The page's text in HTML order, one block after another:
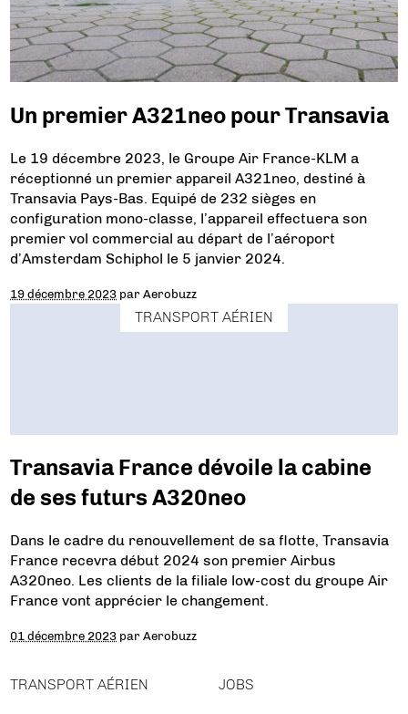
Un premier A321neo pour Transavia
Le 19 décembre 2023, le Groupe Air France-KLM a
réceptionné un premier appareil A321neo, destiné à
Transavia Pays-Bas. Equipé de 232 sièges en
configuration mono-classe, l’appareil effectuera son
premier vol commercial au départ de l’aéroport
d’Amsterdam Schiphol le 5 janvier 2024.
19 décembre 2023 parAerobuzz
TRANSPORT AÉRIEN
Transavia France dévoile la cabine
de ses futurs A320neo
Dans le cadre du renouvellement de sa flotte, Transavia
France recevra début 2024 son premier Airbus
A320neo. Les clients de la filiale low-cost du groupe Air
France vont apprécier le changement.
01 décembre 2023 parAerobuzz
TRANSPORT AÉRIEN JOBS